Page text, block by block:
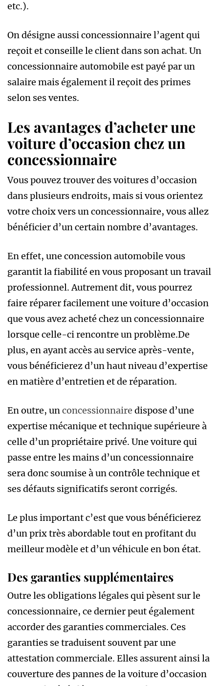
etc.).
On désigne aussi concessionnaire l’agent qui
reçoit et conseille le client dans son achat. Un
concessionnaire automobile est payé par un
salaire mais également il reçoit des primes
selon ses ventes.
Les avantages d’acheter une
voiture d’occasion chez un
concessionnaire
Vous pouvez trouver des voitures d’occasion
dans plusieurs endroits, mais si vous orientez
votre choix vers un concessionnaire, vous allez
bénéficier d’un certain nombre d’avantages.
En effet, une concession automobile vous
garantit la fiabilité en vous proposant un travail
professionnel. Autrement dit, vous pourrez
faire réparer facilement une voiture d’occasion
que vous avez acheté chez un concessionnaire
lorsque celle-ci rencontre un problème.De
plus, en ayant accès au service après-vente,
vous bénéficierez d’un haut niveau d’expertise
en matière d’entretien et de réparation.
En outre, unconcessionnaire dispose d’une
expertise mécanique et technique supérieure à
celle d’un propriétaire privé. Une voiture qui
passe entre les mains d’un concessionnaire
sera donc soumise à un contrôle technique et
ses défauts significatifs seront corrigés.
Le plus important c’est que vous bénéficierez
d’un prix très abordable tout en profitant du
meilleur modèle et d’un véhicule en bon état.
Des garanties supplémentaires
Outre les obligations légales qui pèsent sur le
concessionnaire, ce dernier peut également
accorder des garanties commerciales. Ces
garanties se traduisent souvent par une
attestation commerciale. Elles assurent ainsi la
couverture des pannes de la voiture d’occasion